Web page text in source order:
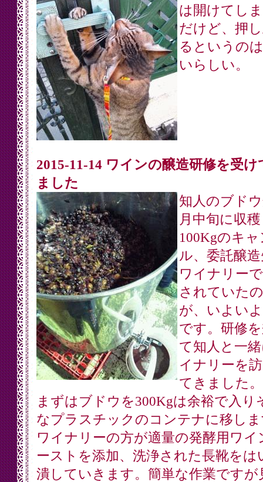
は開けてし
だけど、押
るというの
いらしい。
2015-11-14 ワインの醸造研修を受け
ました
知人のブド
月中旬に収
100Kgのキ
ル、委託醸
ワイナリー
されていた
が、いよい
です。研修
て知人と一
イナリーを
てきました。
まずはブドウを300Kgは余裕で入り
なプラスチックのコンテナに移し
ワイナリーの方が適量の発酵用ワイ
ーストを添加、洗浄された長靴をは
潰していきます。簡単な作業ですが